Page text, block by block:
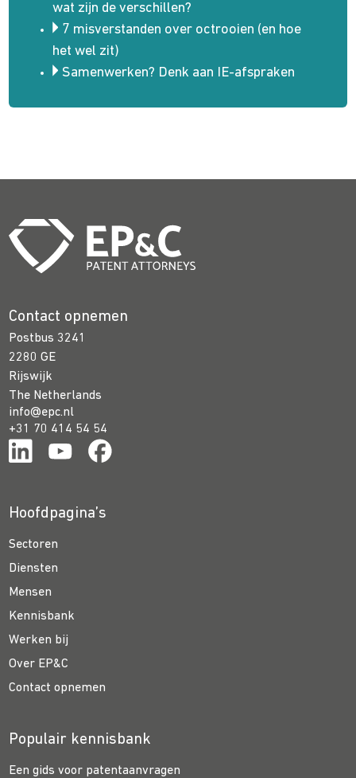
wat zijn de verschillen?
7 misverstanden over octrooien (en hoe
het wel zit)
Samenwerken? Denk aan IE-afspraken
Contact opnemen
Postbus 3241
2280 GE
Rijswijk
The Netherlands
info@epc.nl
+31 70 414 54 54
Hoofdpagina’s
Sectoren
Diensten
Mensen
Kennisbank
Werken bij
Over EP&C
Contact opnemen
Populair kennisbank
Een gids voor patentaanvragen